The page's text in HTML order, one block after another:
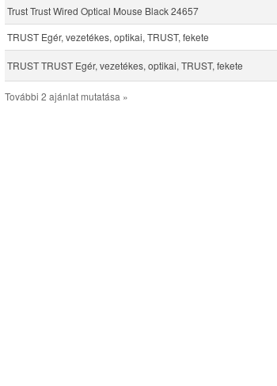
Trust Trust Wired Optical Mouse Black 24657
TRUST Egér, vezetékes, optikai, TRUST, fekete
TRUST TRUST Egér, vezetékes, optikai, TRUST, fekete
További 2 ajánlat mutatása »